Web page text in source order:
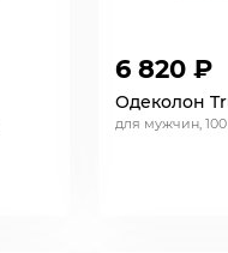
6 820 ₽
Одеколон
для мужчин,